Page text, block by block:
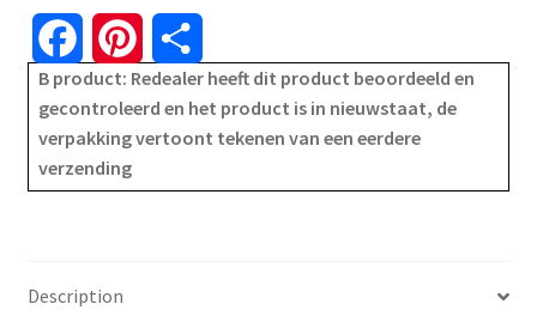
a
c
e
o
i
n
t
h
a
r
B product: Redealer heeft dit product beoordeeld en
gecontroleerd en het product is in nieuwstaat, de
verpakking vertoont tekenen van een eerdere
verzending
Description